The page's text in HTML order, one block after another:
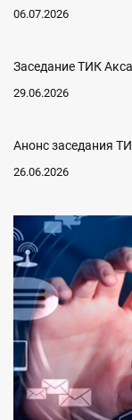
06.07.2026
Заседание ТИК
29.06.2026
Анонс заседания
26.06.2026